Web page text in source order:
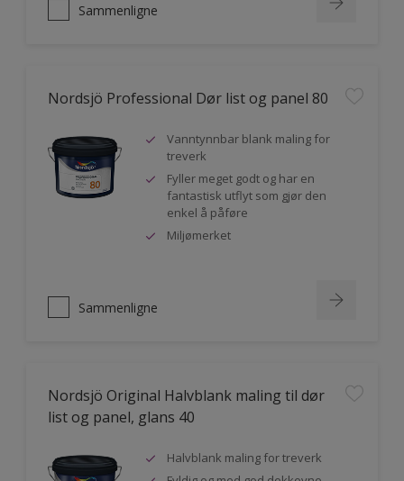
Sammenligne
Nordsjö Professional Dør list og panel 80
Vanntynnbar blank maling for
treverk
Fyller meget godt og har en
fantastisk utflyt som gjør den
enkel å påføre
Miljømerket
Sammenligne
Nordsjö Original Halvblank maling til dør
list og panel, glans 40
Halvblank maling for treverk